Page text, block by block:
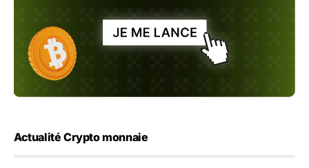
Actualité Crypto monnaie